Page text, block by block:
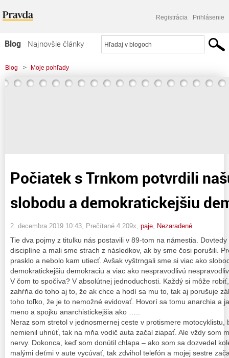
Registrácia Prihlásenie
Blog
Najnovšie články
Najčítanejšie články
Najkomentovanejšie články
Blog > Moje pohľady
> Počiatek s Trnkom potvrdili našu slobodnejšiu slobodu a demokratickejšiu
Počiatek s Trnkom potvrdili
slobodu a demokratickejšiu
2. decembra 2019 10:43 , Prečítané 4 209x, paje Nezaradené
Tie dva pojmy z titulku nás postavili v 89-tom na námestia.
disciplíne a mali sme strach z následkov, ak by sme čosi porušili.
prasklo a nebolo kam utiecť. Avšak vyštrngali sme si viac ako
demokratickejšiu demokraciu a viac ako nespravodlivú
V čom to spočíva? V absolútnej jednoduchosti. Každý si môže
zahŕňa do toho aj to, že ak chce a hodí sa mu to, tak aj porušuje
toho toľko, že je to nemožné evidovať. Hovorí sa tomu anarchia a
meno a spojku anarchistickejšia ako …..
Neraz som stretol v jednosmernej ceste v protismere motocyklistu,
nemienil uhnúť, tak na mňa vodič auta začal ziapať. Ale vždy som
nervy. Dokonca, keď som donútil chlapa – ako som sa dozvedel
malými deťmi v aute vycúvať, tak zdvihol telefón a mojej sestre